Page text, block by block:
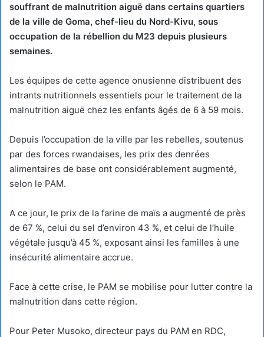
souffrant de malnutrition aiguë dans certains quartiers
de la ville de Goma, chef-lieu du Nord-Kivu, sous
occupation de la rébellion du M23 depuis plusieurs
semaines.
Les équipes de cette agence onusienne distribuent des
intrants nutritionnels essentiels pour le traitement de la
malnutrition aiguë chez les enfants âgés de 6 à 59 mois.
Depuis l’occupation de la ville par les rebelles, soutenus
par des forces rwandaises, les prix des denrées
alimentaires de base ont considérablement augmenté,
selon le PAM.
A ce jour, le prix de la farine de maïs a augmenté de près
de 67 %, celui du sel d’environ 43 %, et celui de l’huile
végétale jusqu’à 45 %, exposant ainsi les familles à une
insécurité alimentaire accrue.
Face à cette crise, le PAM se mobilise pour lutter contre la
malnutrition dans cette région.
Pour Peter Musoko, directeur pays du PAM en RDC,